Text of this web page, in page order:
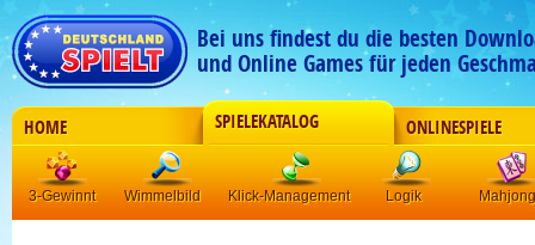
Bei uns findest du die besten
und Online Games für jeden
HOME SPIELEKATALOG ONLINESPIELE
3-Gewinnt Wimmelbild Klick-Management Logik Mahjong